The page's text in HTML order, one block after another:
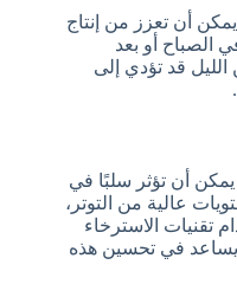
أن تعزز من إنتاج
الصباح أو بعد
قد تؤدي إلى
يمكن أن تؤثر سلبًا في
عالية من التوتر،
تقنيات الاسترخاء
يساعد في تحسين هذه